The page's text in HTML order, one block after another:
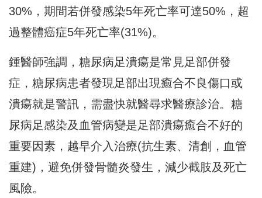
30%，期間若併發感染5年死亡率可達50%，超
過整體癌症5年死亡率(31%)。
鍾醫師強調，糖尿病足潰瘍是常見足部併發
症，糖尿病患者發現足部出現癒合不良傷口或
潰瘍就是警訊，需盡快就醫尋求醫療診治。糖
尿病足感染及血管病變是足部潰瘍癒合不好的
重要因素，越早介入治療(抗生素、清創，血管
重建)，避免併發骨髓炎發生，減少截肢及死亡
風險。